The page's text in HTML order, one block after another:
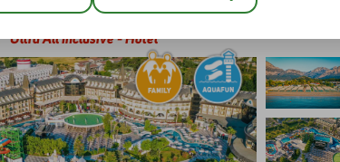
Pearl Collection
Ultra All Inclusive-Hotel